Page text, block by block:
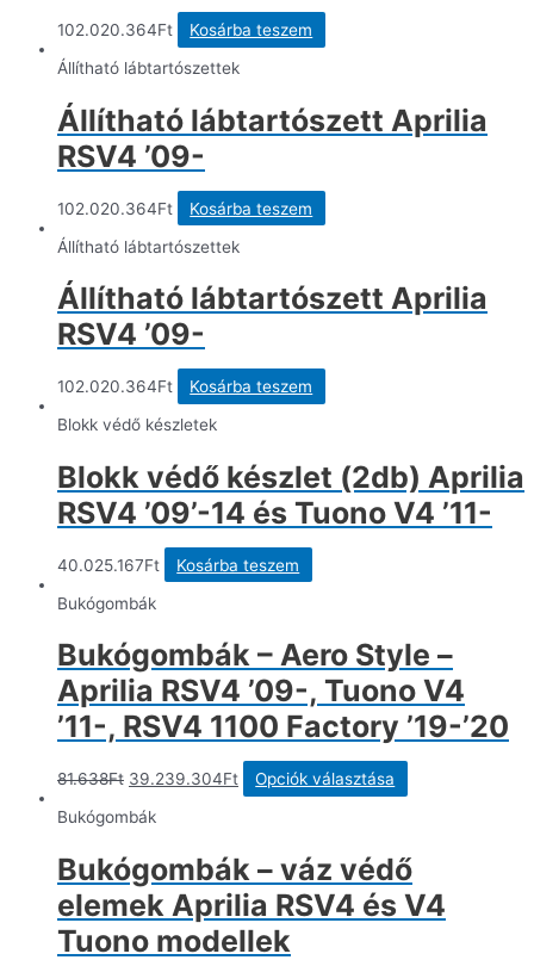
102.020.364Ft
Kosárba teszem
Állítható lábtartószettek
Állítható lábtartószett Aprilia
RSV4 ’09-
102.020.364Ft
Kosárba teszem
Állítható lábtartószettek
Állítható lábtartószett Aprilia
RSV4 ’09-
102.020.364Ft
Kosárba teszem
Blokk védő készletek
Blokk védő készlet (2db) Aprilia
RSV4 ’09’-14 és Tuono V4 ’11-
40.025.167Ft Kosárba teszem
Bukógombák
Bukógombák – Aero Style –
Aprilia RSV4 ’09-, Tuono V4
’11-, RSV4 1100 Factory ’19-’20
81.638Ft Original
was:
39.239.304FtCurrent
price
Opciók választása
a
variációja
van.
A
változatok
Bukógombák
Bukógombák – váz védő
elemek Aprilia RSV4 és V4
Tuono modellek